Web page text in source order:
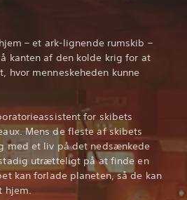
– et ark-lignende rumskib –
kanten af den kolde krig for at
hvor menneskeheden kunne
for skibets
Mens de fleste af skibets
med et liv på det nedsænkede
utrætteligt på at finde en
kan forlade planeten, så de kan